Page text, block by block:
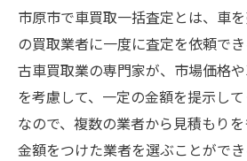
市原市で車買取一括査定とは、車
の買取業者に一度に査定を依頼で
古車買取業の専門家が、市場価格
を考慮して、一定の金額を提示し
なので、複数の業者から見積もり
金額をつけた業者を選ぶことがで